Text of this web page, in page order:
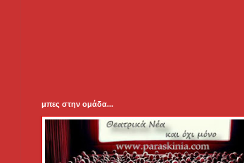
μπες στην ομάδα...